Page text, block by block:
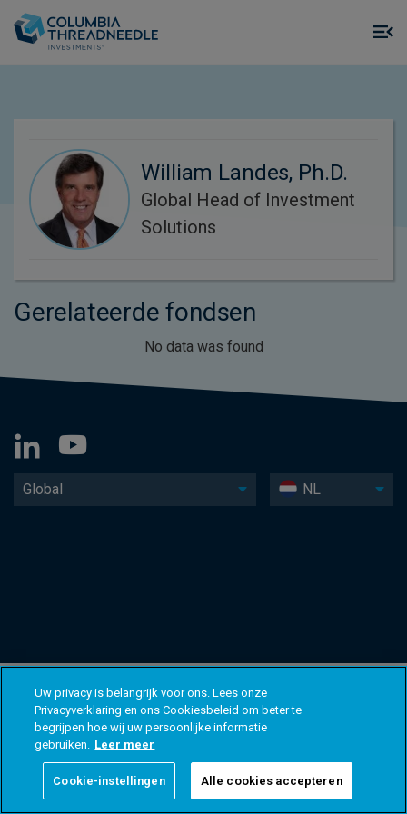
William Landes, Ph.D.
Global Head of Investment
Solutions
Gerelateerde fondsen
No data was found
Global NL
Uw privacy is belangrijk voor ons. Lees onze
Privacyverklaring en ons Cookiesbeleid om beter te
begrijpen hoe wij uw persoonlijke informatie
gebruiken. Leer meer
Cookie-instellingen Alle cookies accepteren